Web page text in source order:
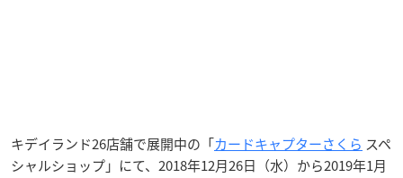
キデイランド26店舗で展開中の「カードキャプターさくら スペ
シャルショップ」にて、2018年12月26日（水）から2019年1月